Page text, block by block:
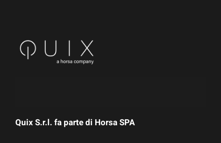
Quix S.r.l. fa parte di Horsa SPA